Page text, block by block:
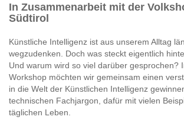
In Zusammenarbeit mit der
Südtirol
Künstliche Intelligenz ist aus unserem Alltag
wegzudenken. Doch was steckt eigentlich
Und warum wird so viel darüber gesprochen?
Workshop möchten wir gemeinsam einen
in die Welt der Künstlichen Intelligenz
technischen Fachjargon, dafür mit vielen
täglichen Leben.